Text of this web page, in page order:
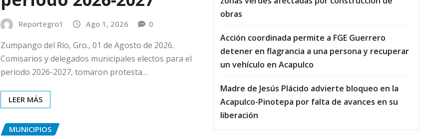
Reportegro1 Ago 1, 2026 0
Zumpango del Río, Gro., 01 de Agosto de 2026.
Comisarios y delegados municipales electos para el
periodo 2026-2027, tomaron protesta…
LEER MÁS
MUNICIPIOS
obras
Acción coordinada permite a FGE Guerrero
detener en flagrancia a una persona y recuperar
un vehículo en Acapulco
Madre de Jesús Plácido advierte bloqueo en la
Acapulco-Pinotepa por falta de avances en su
liberación